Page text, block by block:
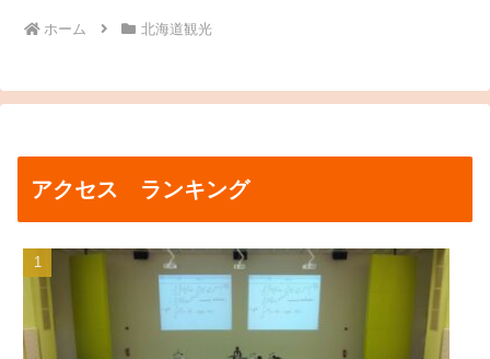
ホーム 北海道観光
アクセス ランキング